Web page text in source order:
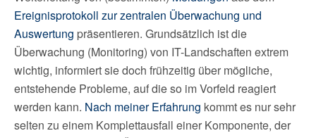
Ereignisprotokoll zur zentralen Überwachung und
Auswertung präsentieren. Grundsätzlich ist die
Überwachung (Monitoring) von IT-Landschaften extrem
wichtig, informiert sie doch frühzeitig über mögliche,
entstehende Probleme, auf die so im Vorfeld reagiert
werden kann. Nach meiner Erfahrung kommt es nur sehr
selten zu einem Komplettausfall einer Komponente, der